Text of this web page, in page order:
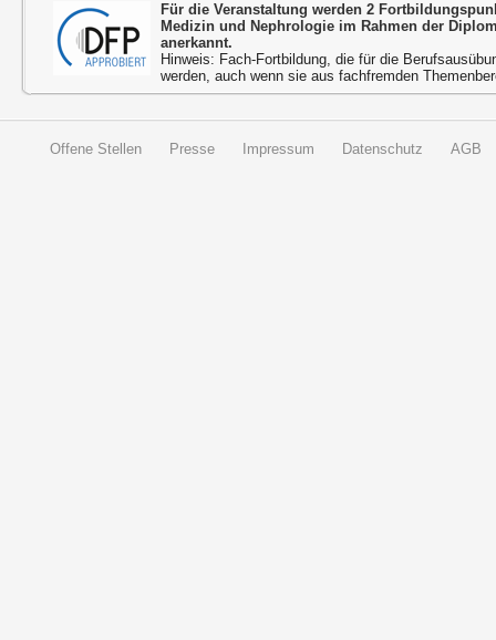
Für die Veranstaltung werden 2
Medizin und Nephrologie im Rahmen der
anerkannt.
Hinweis: Fach-Fortbildung, die für die
werden, auch wenn sie aus fachfremden
Offene Stellen Presse Impressum Datenschutz AGB